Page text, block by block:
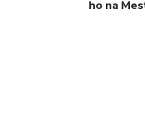
ho na